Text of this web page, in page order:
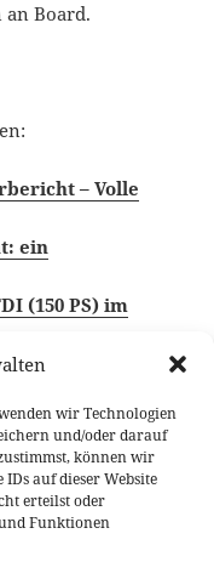
wir Technologien
und/oder darauf
können wir
auf dieser Website
erteilst oder
Funktionen
Board.
– Volle
ein
(150 PS) im
Kategorien
Fahrberichte